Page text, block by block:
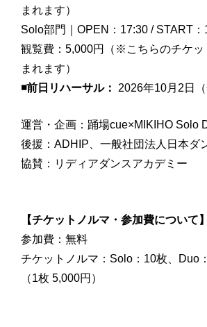
まれます）
Solo部門｜OPEN：17:30 / START：
観覧費：5,000円（※こちらのチケッ
まれます）
◾️前日リハーサル：
2026年10月2日（
運営・企画：踊場cue×MIKIHO Solo
後援：ADHIP、一般社団法人日本ダ
協賛：リディアダンスアカデミー
【チケットノルマ・参加費について】
参加費：無料
チケットノルマ：Solo：10枚、Duo
（1枚 5,000円）